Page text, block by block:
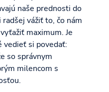
naše prednosti do
vážiť to, čo nám
maximum. Je
vedieť si povedať:
so správnym
milencom s